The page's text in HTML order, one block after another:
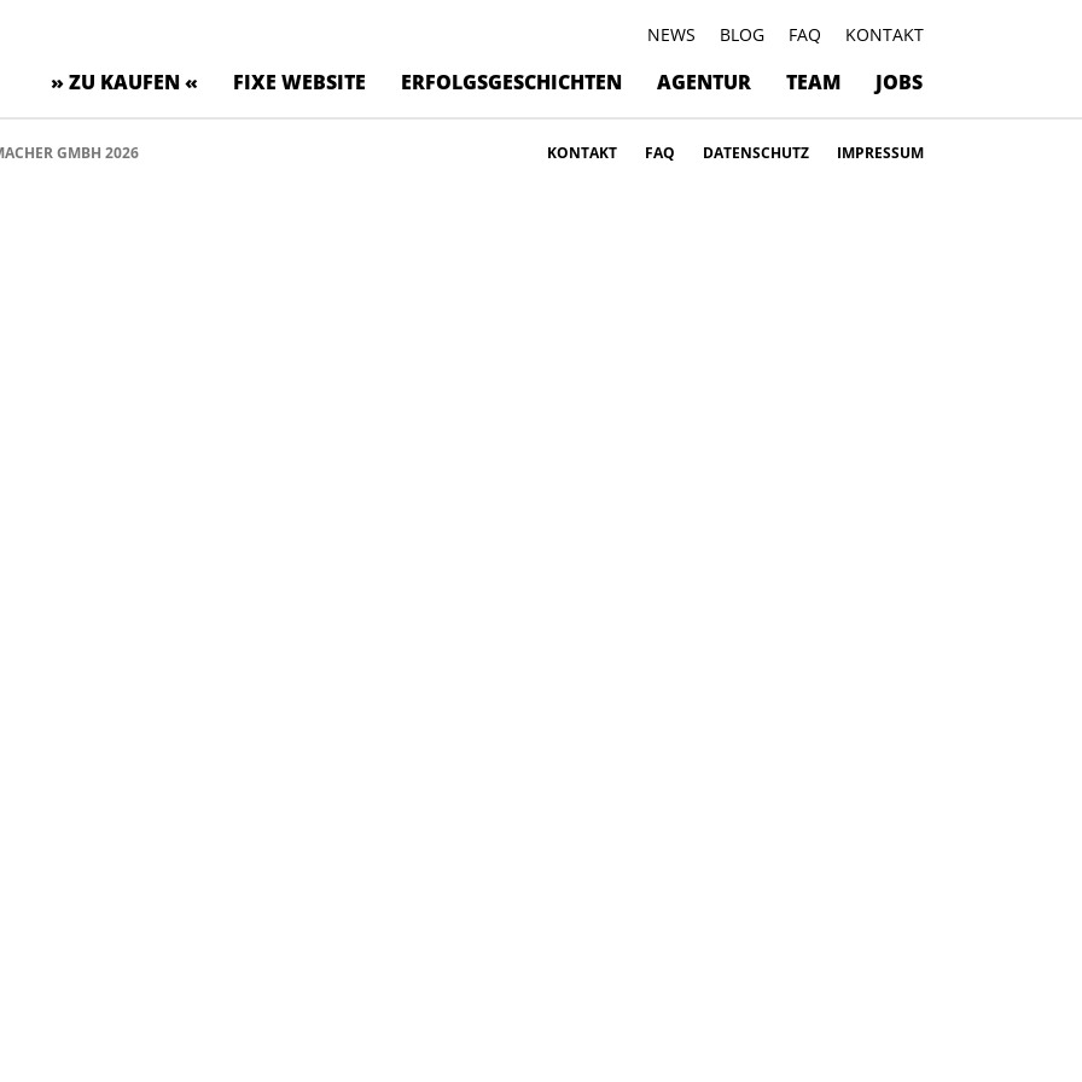
KONTAKT
FAQ
BLOG
NEWS
» ZU KAUFEN « FIXE WEBSITE ERFOLGSGESCHICHTEN AGENTUR TEAM JOBS
GMBH 2026 KONTAKT FAQ DATENSCHUTZ IMPRESSUM